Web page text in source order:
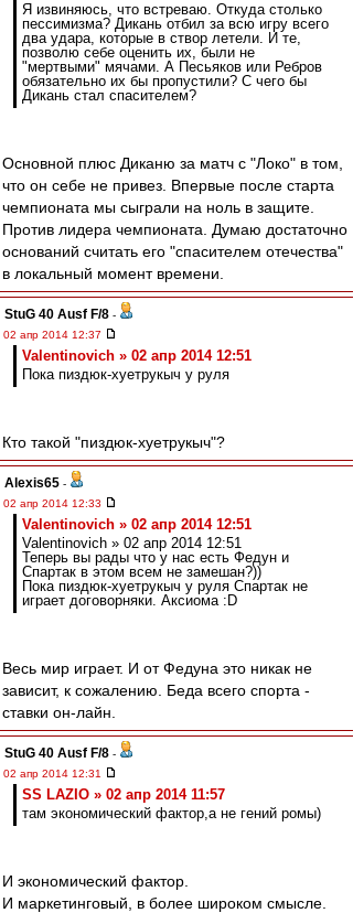
Я извиняюсь, что встреваю. Откуда столько
пессимизма? Дикань отбил за всю игру всего
два удара, которые в створ летели. И те,
позволю себе оценить их, были не
"мертвыми" мячами. А Песьяков или Ребров
обязательно их бы пропустили? С чего бы
Дикань стал спасителем?
Основной плюс Диканю за матч с "Локо" в том,
что он себе не привез. Впервые после старта
чемпионата мы сыграли на ноль в защите.
Против лидера чемпионата. Думаю достаточно
оснований считать его "спасителем отечества"
в локальный момент времени.
StuG 40 Ausf F/8 -
02 апр 2014 12:37
Valentinovich » 02 апр 2014 12:51
Пока пиздюк-хуетрукыч у руля
Кто такой "пиздюк-хуетрукыч"?
Alexis65 -
02 апр 2014 12:33
Valentinovich » 02 апр 2014 12:51
Valentinovich » 02 апр 2014 12:51
Теперь вы рады что у нас есть Федун и
Спартак в этом всем не замешан?))
Пока пиздюк-хуетрукыч у руля Спартак не
играет договорняки. Аксиома :D
Весь мир играет. И от Федуна это никак не
зависит, к сожалению. Беда всего спорта -
ставки он-лайн.
StuG 40 Ausf F/8 -
02 апр 2014 12:31
SS LAZIO » 02 апр 2014 11:57
там экономический фактор,а не гений ромы)
И экономический фактор.
И маркетинговый, в более широком смысле.